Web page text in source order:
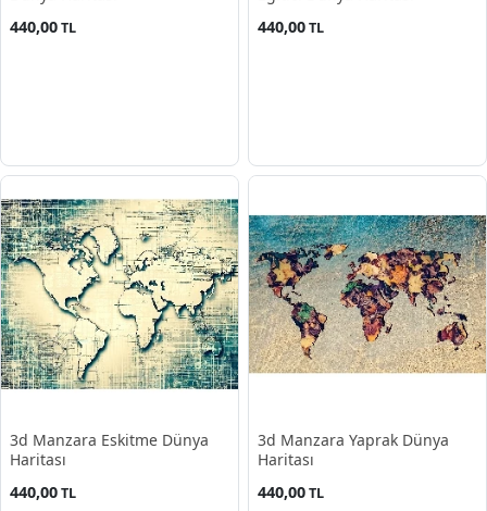
440,00TL
440,00TL
3d Manzara Eskitme Dünya
Haritası
440,00TL
3d Manzara Yaprak Dünya
Haritası
440,00TL